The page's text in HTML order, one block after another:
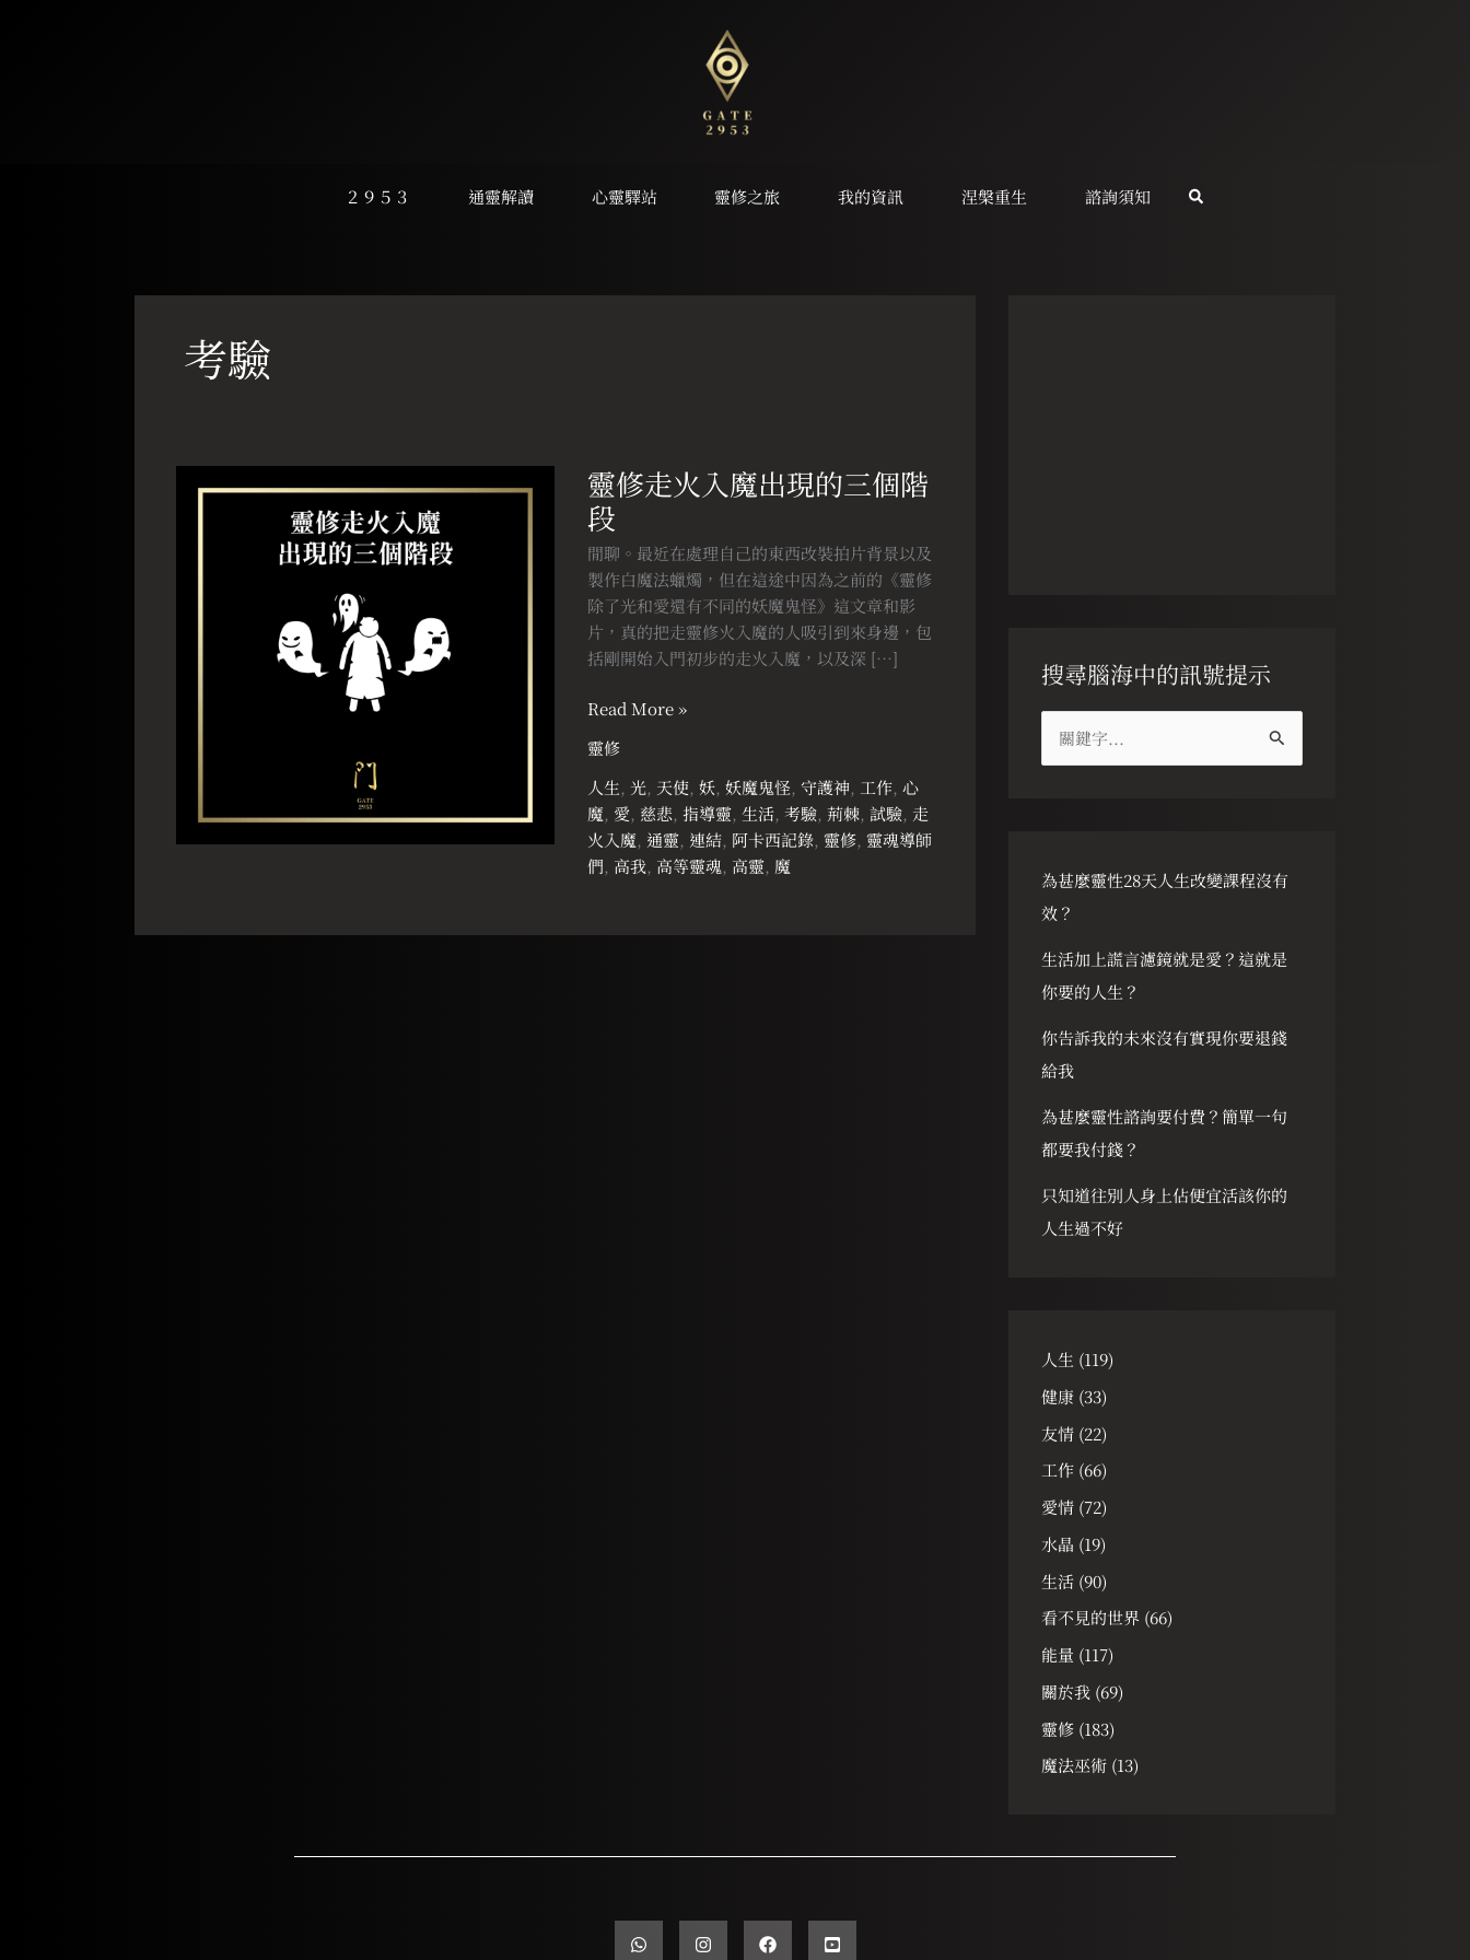
２９５３ 通靈解讀 心靈驛站 靈修之旅 我的資訊 涅槃重生 諮詢須知
考驗
靈修走火入魔出現的三個階
段
閒聊。最近在處理自己的東西改裝拍片背景以及
製作白魔法蠟燭，但在這途中因為之前的《靈修
除了光和愛還有不同的妖魔鬼怪》這文章和影
片，真的把走靈修火入魔的人吸引到來身邊，包
括剛開始入門初步的走火入魔，以及深 […]
走
火
魔
出
現
的
三
個
段
Read More »
靈修
人生,光, 天使,妖,妖魔鬼怪,守護神, 工作,心
魔, 愛, 慈悲,指導靈,生活,考驗,荊棘,試驗, 走
火入魔, 通靈, 連結, 阿卡西記錄,靈修,靈魂導師
們, 高我, 高等靈魂, 高靈, 魔
搜尋腦海中的訊號提示
字
:
為甚麼靈性28天人生改變課程沒有
效？
生活加上謊言濾鏡就是愛？這就是
你要的人生？
你告訴我的未來沒有實現你要退錢
給我
為甚麼靈性諮詢要付費？簡單一句
都要我付錢？
只知道往別人身上佔便宜活該你的
人生過不好
人生 (119)
健康(33)
友情(22)
工作(66)
愛情(72)
水晶 (19)
生活(90)
看不見的世界(66)
能量 (117)
關於我(69)
靈修(183)
魔法巫術(13)